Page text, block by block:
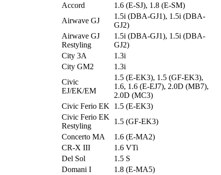
Accord
1.6 (E-SJ), 1.8 (E-SM)
Airwave GJ
1.5i (DBA-GJ1), 1.5i (DBA-
GJ2)
Airwave GJ
Restyling
1.5i (DBA-GJ1), 1.5i (DBA-
GJ2)
City 3A
1.3i
City GM2
1.3i
Civic
EJ/EK/EM
1.5 (E-EK3), 1.5 (GF-EK3),
1.6, 1.6 (E-EJ7), 2.0D (MB7),
2.0D (MC3)
Civic Ferio EK
1.5 (E-EK3)
Civic Ferio EK
Restyling
1.5 (GF-EK3)
Concerto MA
1.6 (E-MA2)
CR-X III
1.6 VTi
Del Sol
1.5 S
Domani I
1.8 (E-MA5)